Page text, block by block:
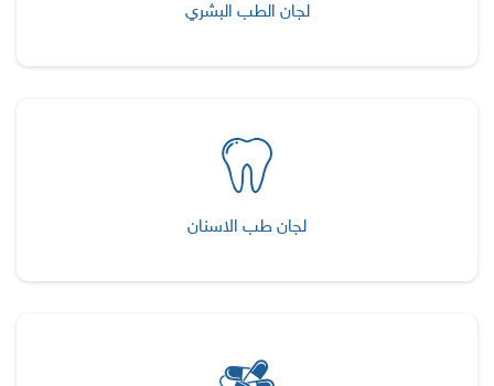
لجان الطب البشري
لجان طب الاسنان